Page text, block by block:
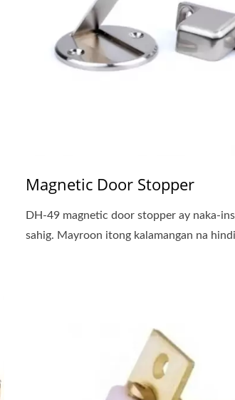
Magnetic Door Stopper
DH-49 magnetic door stopper ay naka-
sahig. Mayroon itong kalamangan na